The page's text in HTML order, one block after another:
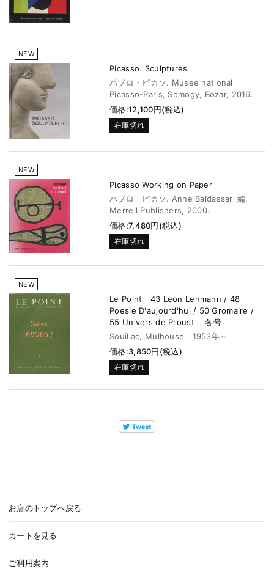
NEW
Picasso. Sculptures
パブロ・ピカソ. Musee national
Picasso-Paris, Somogy, Bozar, 2016.
価格:12,100円(税込)
在庫切れ
NEW
Picasso Working on Paper
パブロ・ピカソ. Anne Baldassari 編.
Merrell Publishers, 2000.
価格:7,480円(税込)
在庫切れ
NEW
Le Point 43 Leon Lehmann / 48
Poesie D'aujourd'hui / 50 Gromaire /
55 Univers de Proust 各号
Souillac, Mulhouse 1953年～
価格:3,850円(税込)
在庫切れ
お店のトップへ戻る
カートを見る
ご利用案内